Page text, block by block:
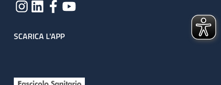
SCARICA L'APP